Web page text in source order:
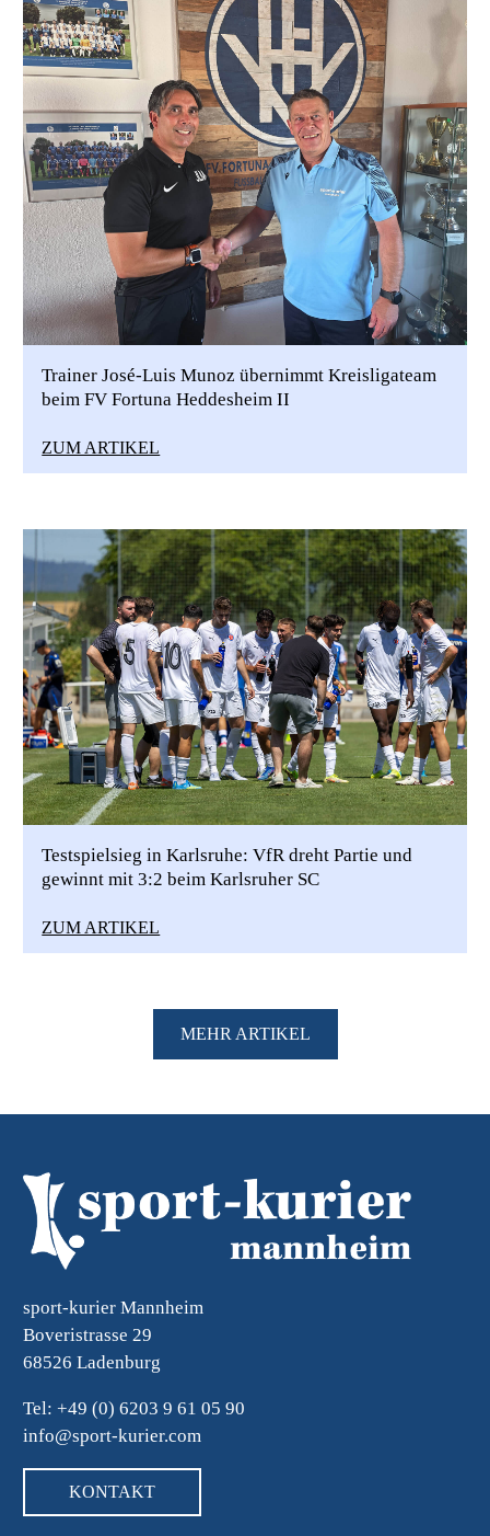
Trainer José-Luis Munoz übernimmt Kreisligateam
beim FV Fortuna Heddesheim II
ZUM ARTIKEL
Testspielsieg in Karlsruhe: VfR dreht Partie und
gewinnt mit 3:2 beim Karlsruher SC
ZUM ARTIKEL
MEHR ARTIKEL
sport-kurier Mannheim
Boveristrasse 29
68526 Ladenburg
Tel: +49 (0) 6203 9 61 05 90
info@sport-kurier.com
KONTAKT